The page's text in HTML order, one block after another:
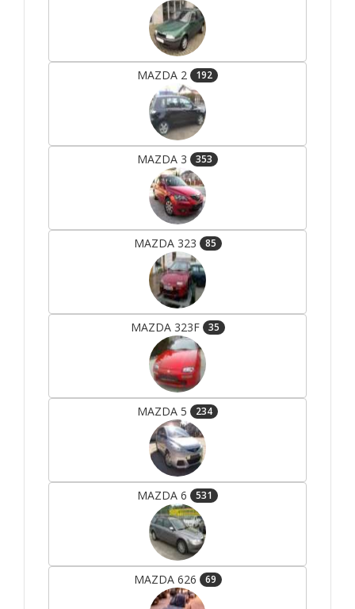
MAZDA 2 192
MAZDA 3 353
MAZDA 323 85
MAZDA 323F 35
MAZDA 5 234
MAZDA 6 531
MAZDA 626 69